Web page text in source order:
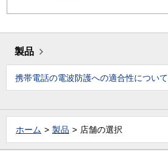
製品
携帯電話の電波防護への適合性について
ホーム 製品 店舗の選択